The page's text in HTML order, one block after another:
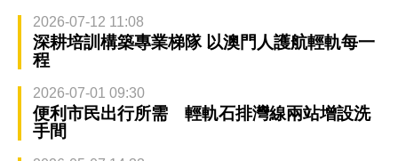
2026-07-12 11:08
深耕培訓構築專業梯隊 以澳門人護航輕軌每一
程
2026-07-01 09:30
便利市民出行所需 輕軌石排灣線兩站增設洗
手間